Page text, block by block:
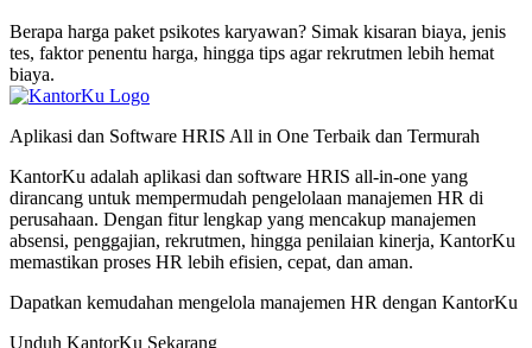
Berapa harga paket psikotes karyawan? Simak kisaran biaya, jenis
tes, faktor penentu harga, hingga tips agar rekrutmen lebih hemat
biaya.
Aplikasi dan Software HRIS All in One Terbaik dan Termurah
KantorKu adalah aplikasi dan software HRIS all-in-one yang
dirancang untuk mempermudah pengelolaan manajemen HR di
perusahaan. Dengan fitur lengkap yang mencakup manajemen
absensi, penggajian, rekrutmen, hingga penilaian kinerja, KantorKu
memastikan proses HR lebih efisien, cepat, dan aman.
Dapatkan kemudahan mengelola manajemen HR dengan KantorKu
Unduh KantorKu Sekarang